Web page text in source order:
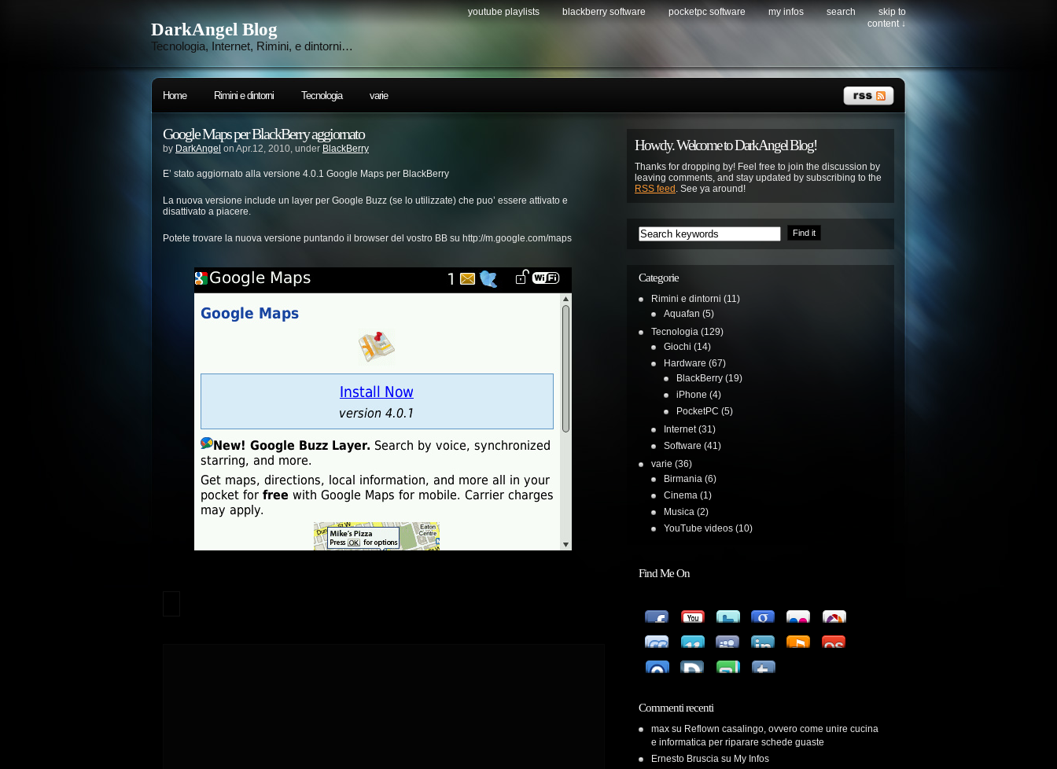
DarkAngel Blog
Tecnologia, Internet, Rimini, e dintorni…
youtube playlists blackberry software pocketpc software my infos search
skip to
content ↓
Home Rimini e dintorni Tecnologia varie
Google Maps per BlackBerry aggiornato
by DarkAngel on Apr.12, 2010, under BlackBerry
E’ stato aggiornato alla versione 4.0.1 Google Maps per BlackBerry
La nuova versione include un layer per Google Buzz (se lo utilizzate) che puo’ essere attivato e
disattivato a piacere.
Potete trovare la nuova versione puntando il browser del vostro BB su http://m.google.com/maps
Howdy. Welcome to DarkAngel Blog!
Thanks for dropping by! Feel free to join the discussion by
leaving comments, and stay updated by subscribing to the
RSS feed . See ya around!
Categorie
Rimini e dintorni (11)
Aquafan (5)
Tecnologia (129)
Giochi (14)
Hardware (67)
BlackBerry (19)
iPhone (4)
PocketPC (5)
Internet(31)
Software (41)
varie (36)
Birmania (6)
Cinema (1)
Musica (2)
YouTube videos (10)
Find Me On
Commenti recenti
max su Reflown casalingo, ovvero come unire cucina
e informatica per riparare schede guaste
Ernesto Bruscia su My Infos